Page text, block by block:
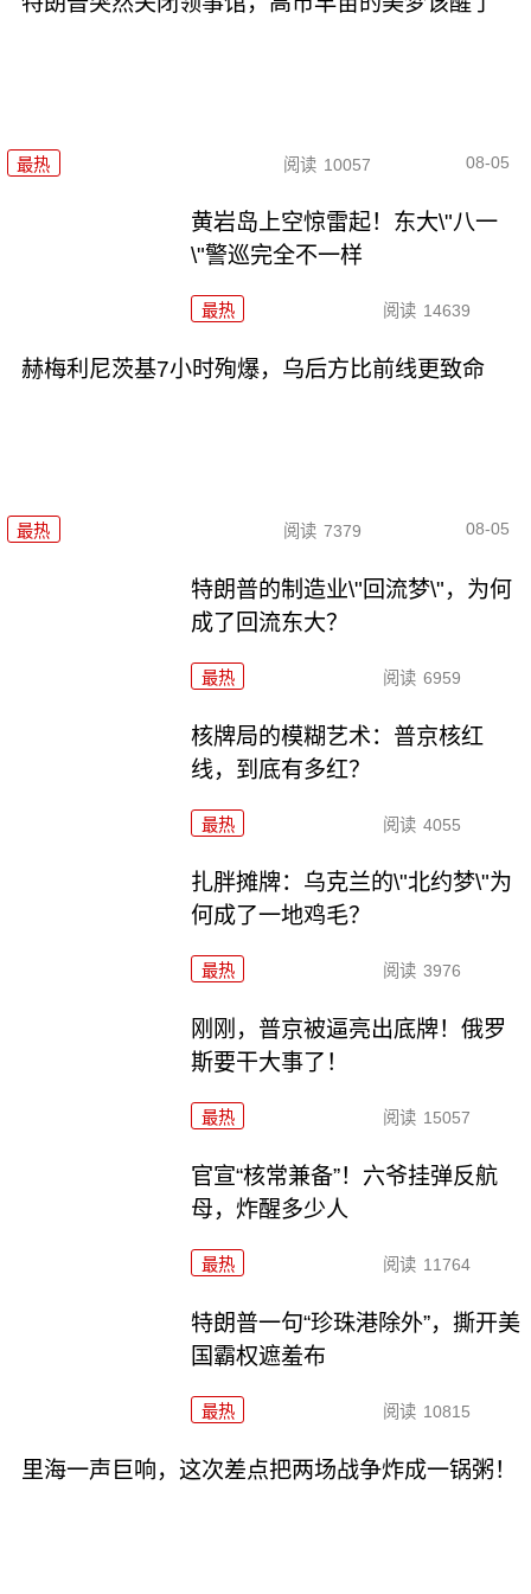
最热 阅读 10057 08-05
黄岩岛上空惊雷起！东大\"八一
\"警巡完全不一样
最热 阅读 14639
赫梅利尼茨基7小时殉爆，乌后方比前线更致命
最热 阅读 7379 08-05
特朗普的制造业\"回流梦\"，为何
成了回流东大？
最热 阅读 6959
核牌局的模糊艺术：普京核红
线，到底有多红？
最热 阅读 4055
扎胖摊牌：乌克兰的\"北约梦\"为
何成了一地鸡毛？
最热 阅读 3976
刚刚，普京被逼亮出底牌！俄罗
斯要干大事了！
最热 阅读 15057
官宣“核常兼备”！六爷挂弹反航
母，炸醒多少人
最热 阅读 11764
特朗普一句“珍珠港除外”，撕开美
国霸权遮羞布
最热 阅读 10815
里海一声巨响，这次差点把两场战争炸成一锅粥！